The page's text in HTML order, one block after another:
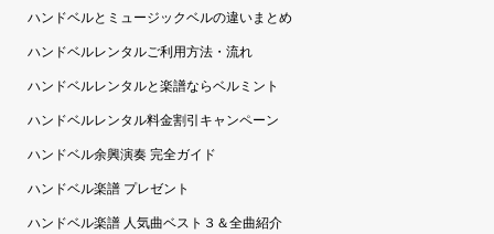
ハンドベルとミュージックベルの違いまとめ
ハンドベルレンタルご利用方法・流れ
ハンドベルレンタルと楽譜ならベルミント
ハンドベルレンタル料金割引キャンペーン
ハンドベル余興演奏 完全ガイド
ハンドベル楽譜 プレゼント
ハンドベル楽譜 人気曲ベスト３＆全曲紹介